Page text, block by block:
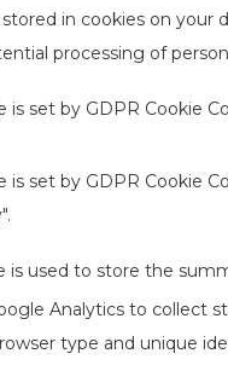
in cookies on your
processing of
is set by GDPR Cookie
is set by GDPR Cookie
is used to store the
Analytics to collect
type and unique